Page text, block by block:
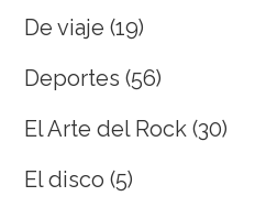
De viaje (19)
Deportes (56)
El Arte del Rock (30)
El disco (5)